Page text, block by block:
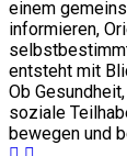
einem
informieren,
entsteht mit
Ob
soziale
bewegen und